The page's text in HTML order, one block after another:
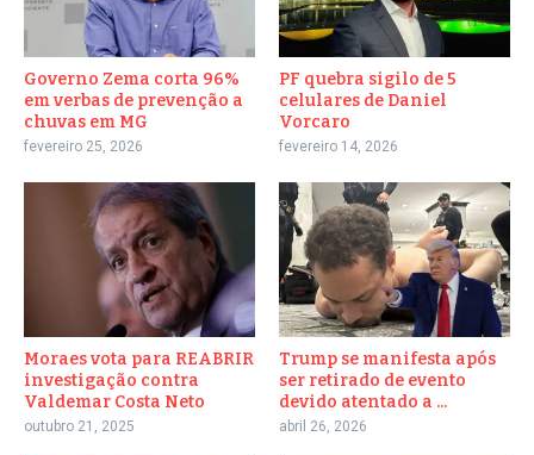
Governo Zema corta 96%
em verbas de prevenção a
chuvas em MG
fevereiro 25, 2026
PF quebra sigilo de 5
celulares de Daniel
Vorcaro
fevereiro 14, 2026
Moraes vota para REABRIR
investigação contra
Valdemar Costa Neto
outubro 21, 2025
Trump se manifesta após
ser retirado de evento
devido atentado a ...
abril 26, 2026